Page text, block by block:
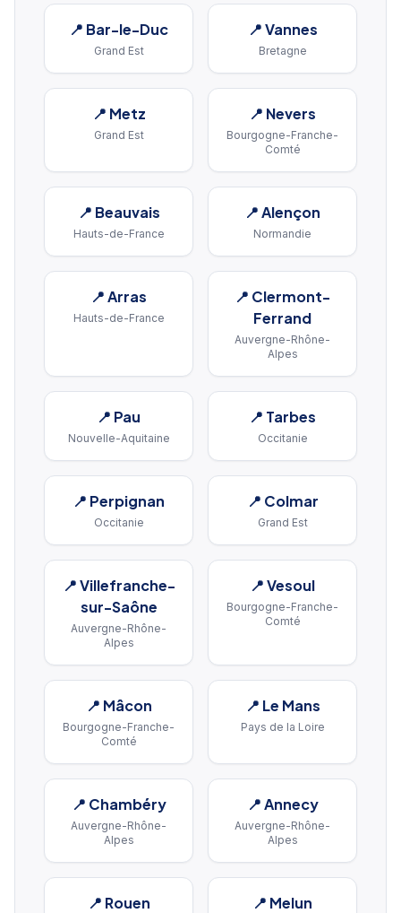
📍 Bar-le-Duc
Grand Est
📍Vannes
Bretagne
📍 Metz
Grand Est
📍 Nevers
Bourgogne-Franche-
Comté
📍 Beauvais
Hauts-de-France
📍Alençon
Normandie
📍Arras
Hauts-de-France
📍 Clermont-
Ferrand
Auvergne-Rhône-
Alpes
📍 Pau
Nouvelle-Aquitaine
📍 Tarbes
Occitanie
📍 Perpignan
Occitanie
📍 Colmar
Grand Est
📍Villefranche-
sur-Saône
Auvergne-Rhône-
Alpes
📍Vesoul
Bourgogne-Franche-
Comté
📍 Mâcon
Bourgogne-Franche-
Comté
📍 Le Mans
Pays de la Loire
📍 Chambéry
Auvergne-Rhône-
Alpes
📍Annecy
Auvergne-Rhône-
Alpes
📍 Rouen 📍 Melun